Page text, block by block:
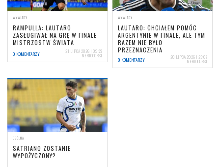
WYWIADY
RAMPULLA: LAUTARO
ZASŁUGIWAŁ NA GRĘ W FINALE
MISTRZOSTW ŚWIATA
0 KOMENTARZY 21 LIPCA 2026 | 09:27
NERIOCORSI
WYWIADY
LAUTARO: CHCIAŁEM POMÓC
ARGENTYNIE W FINALE, ALE TYM
RAZEM NIE BYŁO
PRZEZNACZENIA
0 KOMENTARZY 20 LIPCA 2026 | 23:07
NERIOCORSI
OGÓLNA
SATRIANO ZOSTANIE
WYPOŻYCZONY?